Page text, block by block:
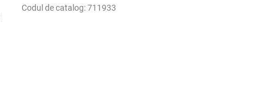
Codul de catalog:711933